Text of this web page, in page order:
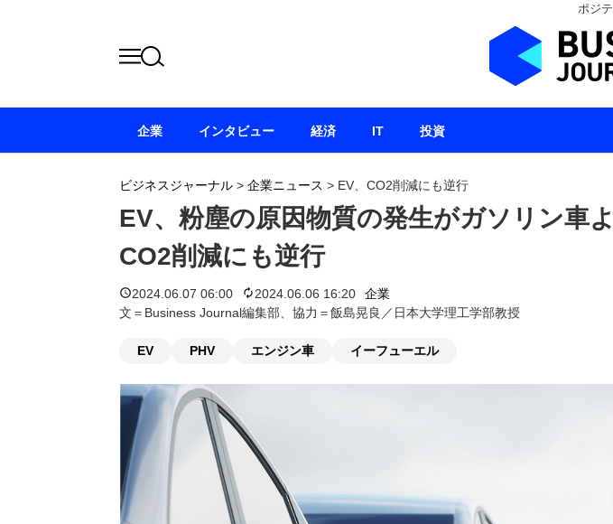
ポジ
ビジネスジャーナル > 企業ニュース > EV、CO2削減にも逆行
EV、粉塵の原因物質の発生がガソリン車
CO2削減にも逆行
2024.06.07 06:00 2024.06.06 16:20
企業
文＝Business Journal編集部、協力＝飯島晃良／日本大学理工学部教授
EV PHV エンジン車 イーフューエル
企業 インタビュー 経済 IT 投資